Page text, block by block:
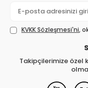
KVKK Sözleşmesi'ni,
Takipçilerimize özel